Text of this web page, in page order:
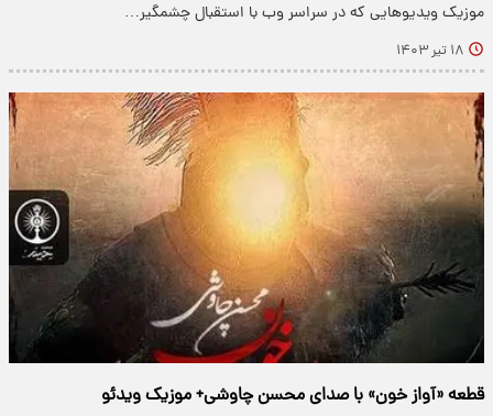
موزیک ویدیو‌هایی که در سراسر وب با استقبال چشمگیر…
۱۸ تیر ۱۴۰۳
قطعه «آواز خون» با صدای محسن چاوشی+ موزیک ویدئو